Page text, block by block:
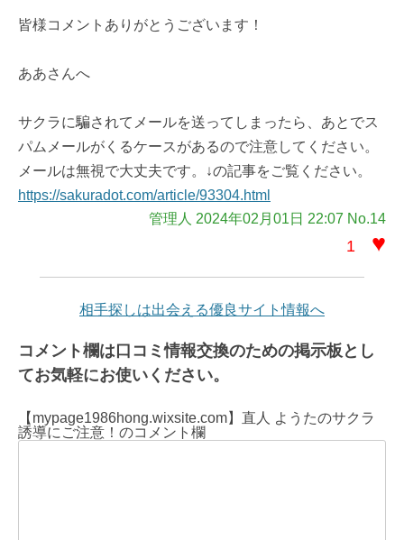
皆様コメントありがとうございます！
ああさんへ
サクラに騙されてメールを送ってしまったら、あとでス
パムメールがくるケースがあるので注意してください。
メールは無視で大丈夫です。↓の記事をご覧ください。
https://sakuradot.com/article/93304.html
管理人 2024年02月01日 22:07 No.14
1 ♥
相手探しは出会える優良サイト情報へ
コメント欄は口コミ情報交換のための掲示板とし
てお気軽にお使いください。
【mypage1986hong.wixsite.com】直人 ようたのサクラ
誘導にご注意！のコメント欄